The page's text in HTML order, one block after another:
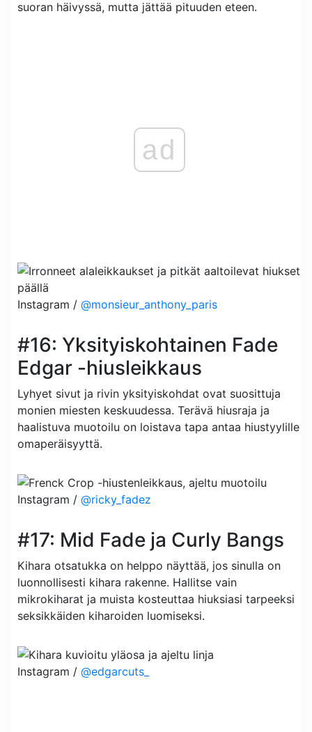
suoran häivyssä, mutta jättää pituuden eteen.
ad
Instagram / @monsieur_anthony_paris
#16: Yksityiskohtainen Fade
Edgar -hiusleikkaus
Lyhyet sivut ja rivin yksityiskohdat ovat suosittuja
monien miesten keskuudessa. Terävä hiusraja ja
haalistuva muotoilu on loistava tapa antaa hiustyylille
omaperäisyyttä.
Instagram / @ricky_fadez
#17: Mid Fade ja Curly Bangs
Kihara otsatukka on helppo näyttää, jos sinulla on
luonnollisesti kihara rakenne. Hallitse vain
mikrokiharat ja muista kosteuttaa hiuksiasi tarpeeksi
seksikkäiden kiharoiden luomiseksi.
Instagram / @edgarcuts_